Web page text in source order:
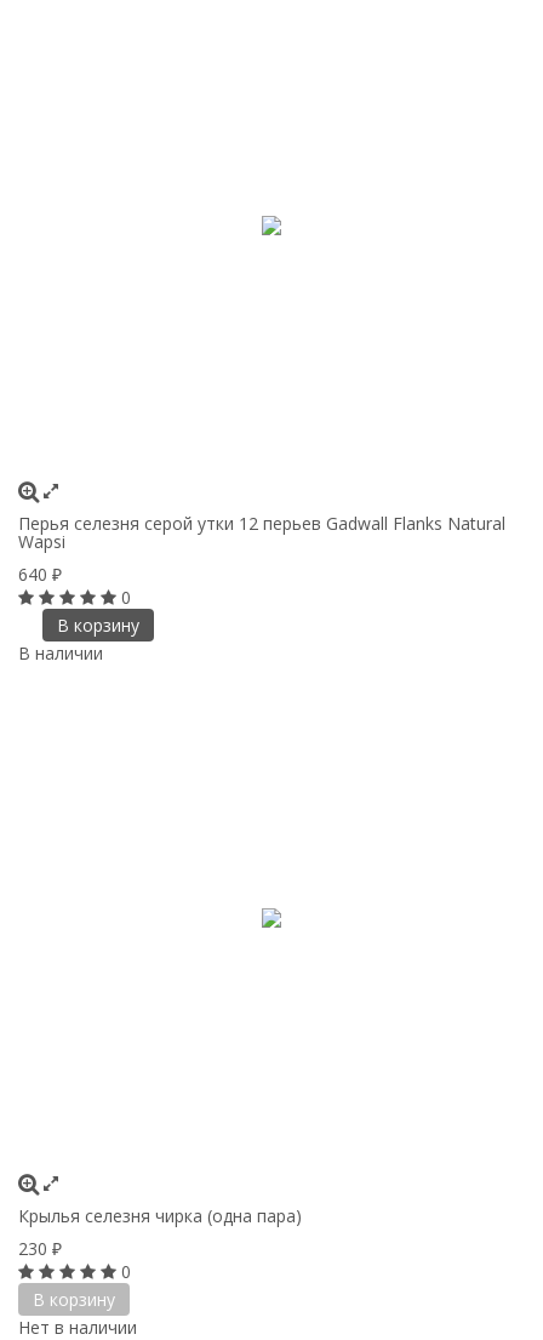
Перья селезня серой утки 12 перьев Gadwall Flanks Natural
Wapsi
640 ₽
0
В корзину
В наличии
Крылья селезня чирка (одна пара)
230 ₽
0
В корзину
Нет в наличии